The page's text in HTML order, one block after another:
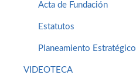
Acta de Fundación
Estatutos
Planeamiento Estratégico
VIDEOTECA